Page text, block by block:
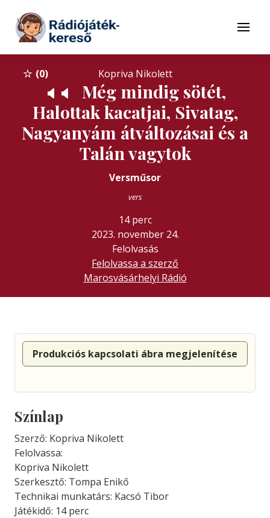
Tovább a tartalomhoz
Menü
0 Kopriva Nikolett
🔈 🔈
Még mindig sötét,
Halottak kacatjai, Sivatag,
Nagyanyám átváltozásai és a
Talán vagytok
Versműsor
vers
14 perc
2023. november 24.
Felolvasás
Felolvassa a szerző
Marosvásárhelyi Rádió
Produkciós kapcsolati ábra megjelenítése
Színlap
Szerző: Kopriva Nikolett
Felolvassa:
Kopriva Nikolett
Szerkesztő: Tompa Enikő
Technikai munkatárs: Kacsó Tibor
Játékidő: 14 perc